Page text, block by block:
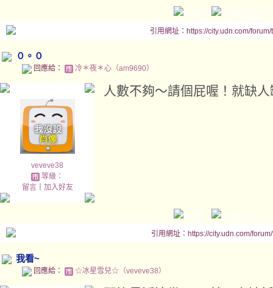
引用網址：https://city.udn.com/
０。０
回應給： 冷＊夜＊心（am9690）
veveve38
等級：
留言｜ 加入好友
人數不夠～請個屁喔！就缺
引用網址：https://city.udn.com/
我看~
回應給： ☆冰星雪兒☆（veveve38）